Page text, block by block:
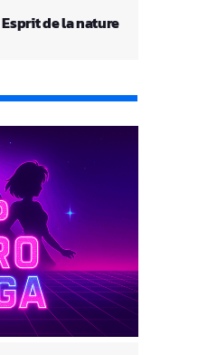
de la nature